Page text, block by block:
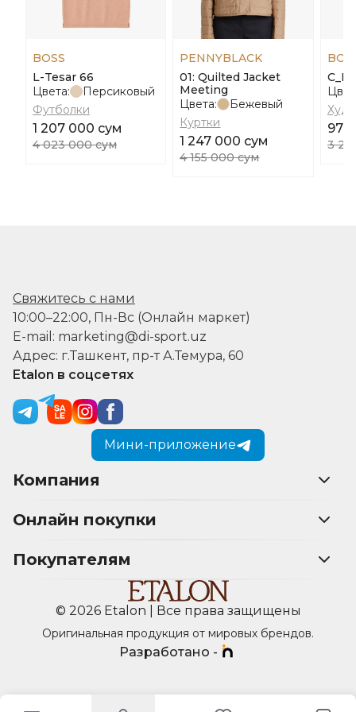
BOSS
L-Tesar 66
Цвета:
Персиковый
Футболки
1 207 000 сум
4 023 000 сум
PENNYBLACK
01: Quilted Jacket
Meeting
Цвета:
Бежевый
Куртки
1 247 000 сум
4 155 000 сум
Худи
974
3
Свяжитесь с нами
10:00–22:00, Пн-Вс (Онлайн маркет)
E-mail: marketing@di-sport.uz
Адрес: г.Ташкент, пр-т А.Темура, 60
Etalon в соцсетях
Мини-приложение
Компания
Онлайн покупки
Покупателям
© 2026 Etalon | Все права защищены
Оригинальная продукция от мировых брендов.
Разработано -